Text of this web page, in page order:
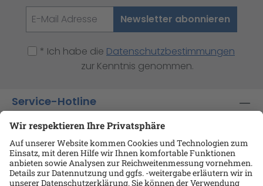
Newsletter abonnieren
* Ich habe die Datenschutzbestimmungen
zur Kenntnis genommen.
Service-Hotline
Shop-Service
Informationen